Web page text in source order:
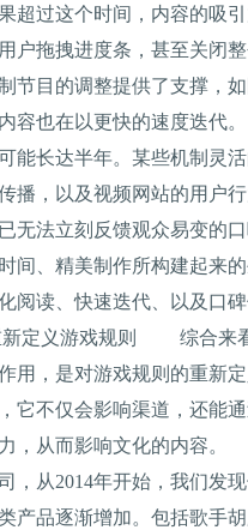
超过这个时间，内容的吸
户拖拽进度条，甚至关闭
节目的调整提供了支撑，
内容也在以更快的速度迭
能长达半年。某些机制灵
播，以及视频网站的用户
无法立刻反馈观众易变的
间、精美制作所构建起来的
阅读、快速迭代、以及口
定义游戏规则 综合来看
用，是对游戏规则的重新
它不仅会影响渠道，还能
力，从而影响文化的内容
，从2014年开始，我们发
产品逐渐增加。包括歌手